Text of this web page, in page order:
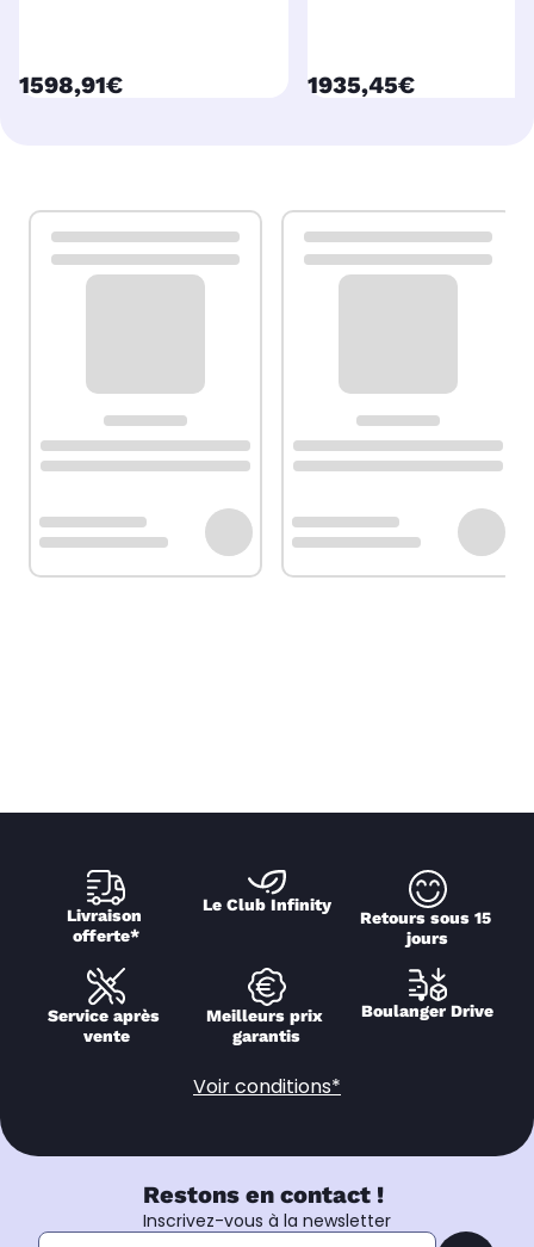
currentPrice
1598,91€ currentPrice
1935,45€
Livraison
offerte*
Le Club Infinity
Retours sous 15
jours
Service après
vente
Meilleurs prix
garantis
Boulanger Drive
Voir conditions*
Restons en contact !
Inscrivez-vous à la newsletter